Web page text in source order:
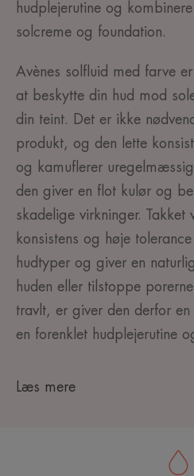
hudplejerutine og
solcreme og foundation.
Avènes solfluid med farve
at beskytte din hud mod
din teint. Det er ikke
produkt, og den lette
og kamuflerer
den giver en flot kulør og
skadelige virkninger. Takket
konsistens og høje
hudtyper og giver en
huden eller tilstoppe
travlt, er giver den derfor
en forenklet hudplejerutine
Læs mere